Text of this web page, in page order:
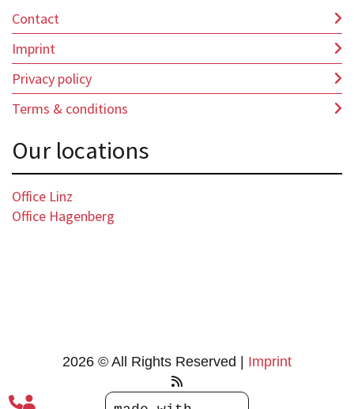

Contact
Imprint
Privacy policy
Terms & conditions
Our locations
Office Linz
Office Hagenberg
2026 © All Rights Reserved Imprint